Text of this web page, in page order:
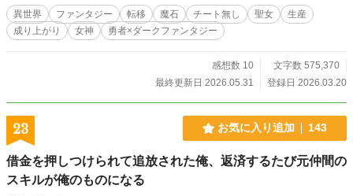
具。 長年魔素を吸い続けた高純度魔石。 そして、同じく捨てられた元聖女、セ
シリア。 チート能力なし。異能なし。魔法も使えない。 あるのは、52年分の知
識と経験、そして設備屋としてのプロ意識だけ。 汚物を「資源」に変え、捨て
ージが込められています。 魔力は毒である。代謝こそが命である。 軽い気持ち
ださい。 【最新情報＆著者プロフィール】 代表作『45歳のおっさん、異世界召
喚に巻き込まれる』（オリコンライトノベル部門18位記録）の著者が贈る最新
作！ ◆ 2月に待望の【第2巻】刊行！ ◆ 現在、怒涛の展開となる【第3巻】を鋭
意執筆中！ ◆ 【コミカライズ企画進行中】！ すでにキャラデザが完成し、3巻
発売と同時に連載スタート予定です。絶対的な勢いで駆け上がる本作に、ぜひご
期待ください！
異世界 ファンタジー 転移 魔石 チート無し 聖女
生産
成り上がり
女神 勇者×ダークファンタジー
感想数 10
文字数 575,370
最終更新日 2026.05.31
登録日 2026.03.20
23 お気に入り追加 143
借金を押しつけられて追放された俺、返済するたび元仲間の
スキルが俺のものになる